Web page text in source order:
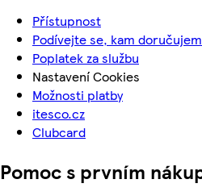
Přístupnost
Podívejte se, kam
Poplatek za službu
Nastavení Cookies
Možnosti platby
itesco.cz
Clubcard
Pomoc s prvním